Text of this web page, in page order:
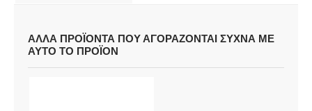
ΑΛΛΑ ΠΡΟΪΟΝΤΑ ΠΟΥ ΑΓΟΡΑΖΟΝΤΑΙ ΣΥΧΝΑ ΜΕ
ΑΥΤΟ ΤΟ ΠΡΟΪΟΝ